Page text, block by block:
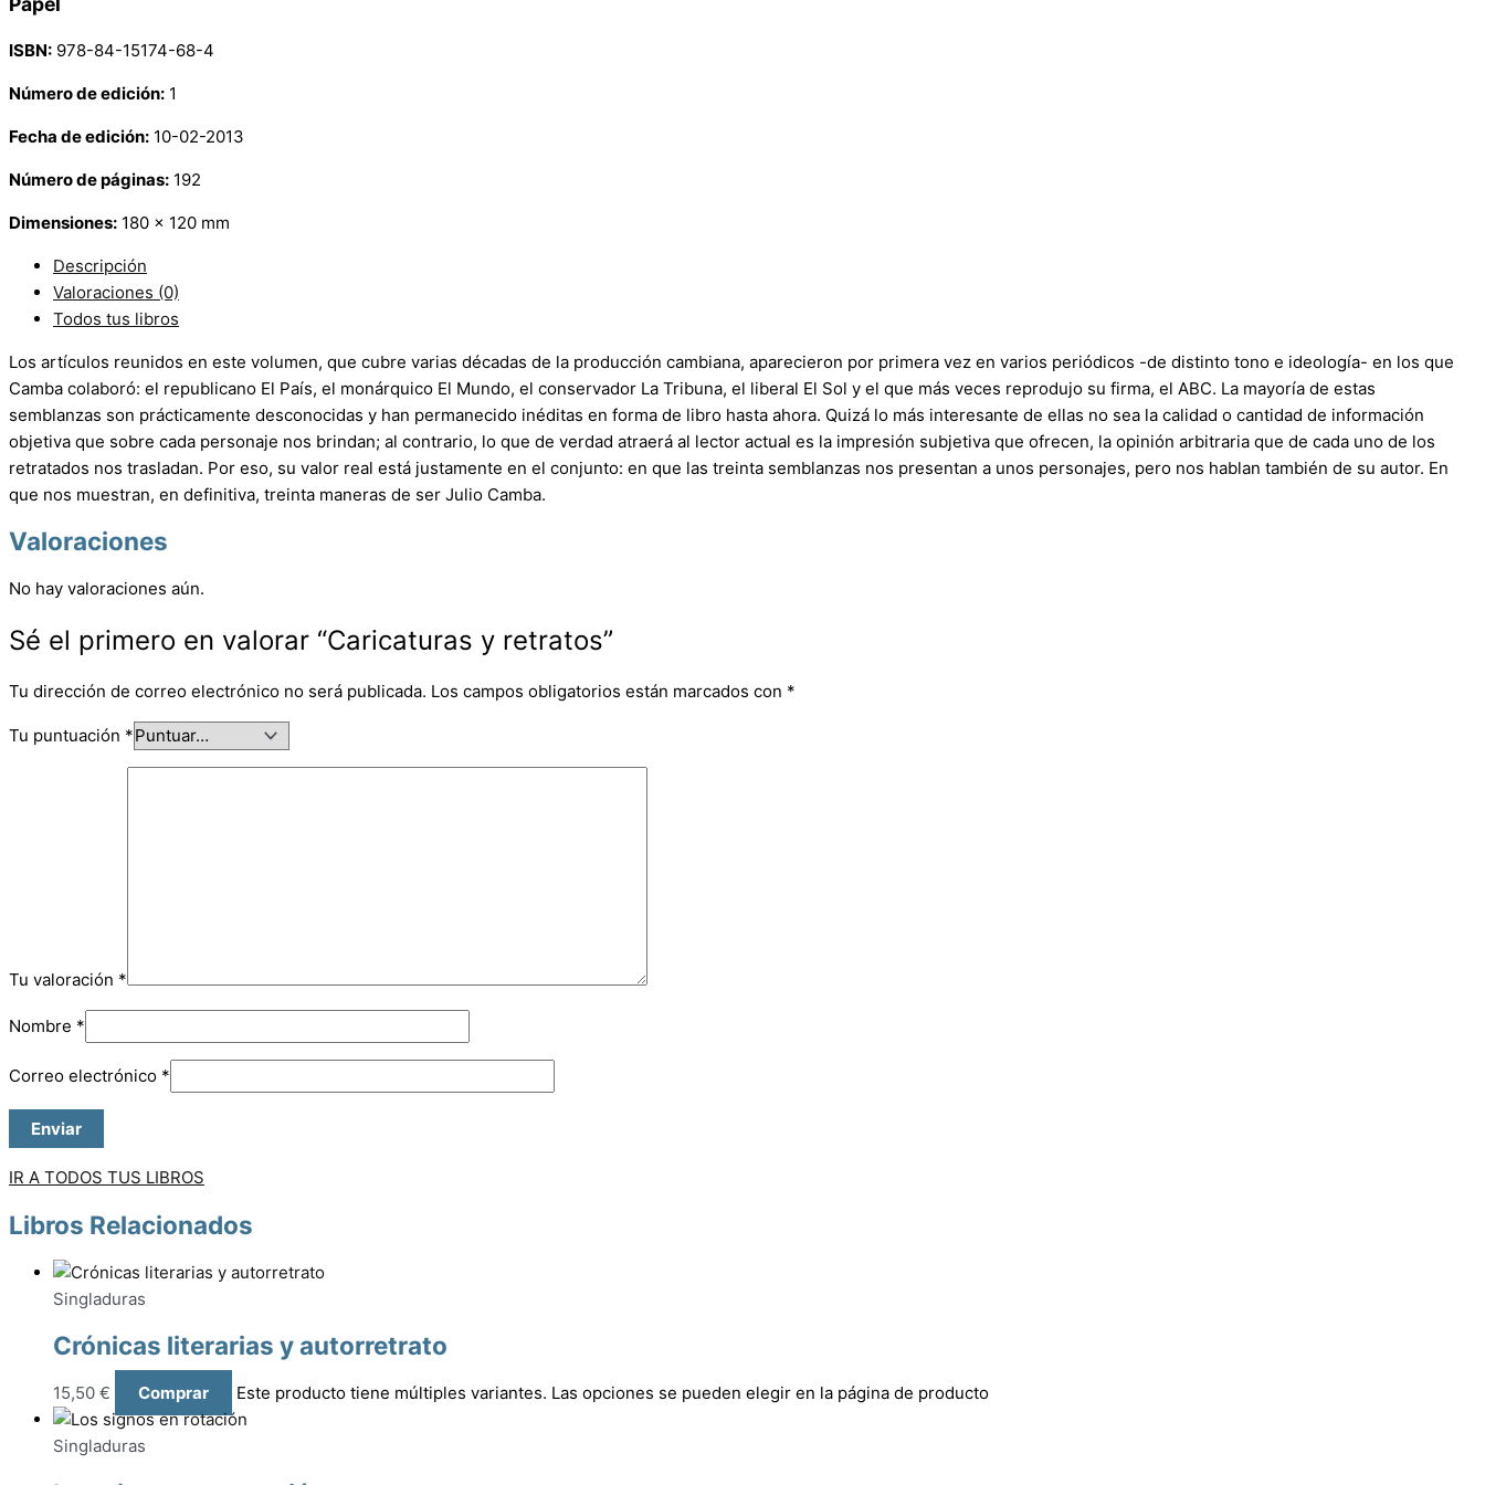
ISBN: 978-84-15174-68-4
Número de edición: 1
Fecha de edición: 10-02-2013
Número de páginas: 192
Dimensiones: 180 x 120 mm
Descripción
Valoraciones (0)
Todos tus libros
Los artículos reunidos en este volumen, que cubre varias décadas de la producción cambiana, aparecieron por primera vez en varios periódicos -de distinto tono e ideología- en los que
Camba colaboró: el republicano El País, el monárquico El Mundo, el conservador La Tribuna, el liberal El Sol y el que más veces reprodujo su firma, el ABC. La mayoría de estas
semblanzas son prácticamente desconocidas y han permanecido inéditas en forma de libro hasta ahora. Quizá lo más interesante de ellas no sea la calidad o cantidad de información
objetiva que sobre cada personaje nos brindan; al contrario, lo que de verdad atraerá al lector actual es la impresión subjetiva que ofrecen, la opinión arbitraria que de cada uno de los
retratados nos trasladan. Por eso, su valor real está justamente en el conjunto: en que las treinta semblanzas nos presentan a unos personajes, pero nos hablan también de su autor. En
que nos muestran, en definitiva, treinta maneras de ser Julio Camba.
Valoraciones
No hay valoraciones aún.
Sé el primero en valorar “Caricaturas y retratos”
Tu dirección de correo electrónico no será publicada. Los campos obligatorios están marcados con *
Tu puntuación *
Tu valoración *
Nombre *
Correo electrónico *
IR A TODOS TUS LIBROS
Libros Relacionados
Singladuras
Crónicas literarias y autorretrato
15,50 € Comprar Este producto tiene múltiples variantes. Las opciones se pueden elegir en la página de producto
Singladuras